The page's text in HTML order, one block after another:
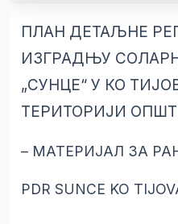
ПЛАН ДЕТАЉНЕ
ИЗГРАДЊУ
„СУНЦЕ“ У КО
ТЕРИТОРИЈИ
– МАТЕРИЈАЛ ЗА
PDR SUNCE KO